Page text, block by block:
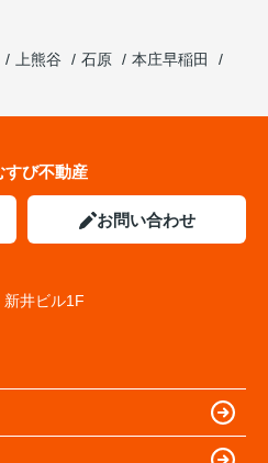
上熊谷 石原
本庄早稲田
すび不動産
お問い合わせ
井ビル1F